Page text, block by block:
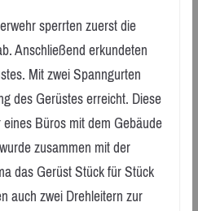
sperrten zuerst die
Anschließend erkundeten
Mit zwei Spanngurten
des Gerüstes erreicht. Diese
Büros mit dem Gebäude
zusammen mit der
das Gerüst Stück für Stück
auch zwei Drehleitern zur